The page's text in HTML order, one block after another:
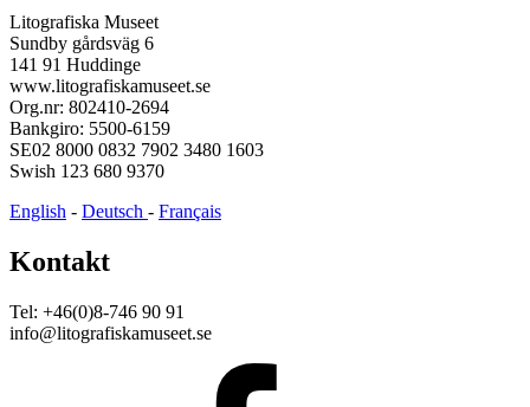
Litografiska Museet
Sundby gårdsväg 6
141 91 Huddinge
www.litografiskamuseet.se
Org.nr: 802410-2694
Bankgiro: 5500-6159
SE02 8000 0832 7902 3480 1603
Swish 123 680 9370
English - Deutsch - Français
Kontakt
Tel: +46(0)8-746 90 91
info@litografiskamuseet.se